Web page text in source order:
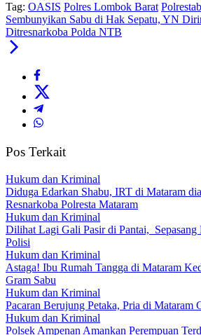
Tag: OASIS Polres Lombok Barat
Sembunyikan Sabu di Hak Sepatu, YN
Ditresnarkoba Polda NTB
Pos Terkait
Hukum dan Kriminal
Diduga Edarkan Shabu, IRT di Mataram
Resnarkoba Polresta Mataram
Hukum dan Kriminal
Dilihat Lagi Gali Pasir di Pantai, Sepasang
Polisi
Hukum dan Kriminal
Astaga! Ibu Rumah Tangga di Mataram
Gram Sabu
Hukum dan Kriminal
Pacaran Berujung Petaka, Pria di Mataram
Hukum dan Kriminal
Polsek Ampenan Amankan Perempuan